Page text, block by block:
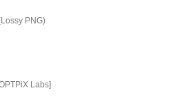
PNG)
Labs]